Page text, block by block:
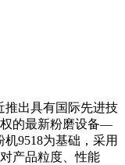
推出具有国际先进技
的最新粉磨设备—
9518为基础，采用
产品粒度、性能